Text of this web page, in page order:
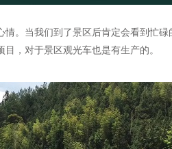
。当我们到了景区后肯定会看到忙
，对于景区观光车也是有生产的。